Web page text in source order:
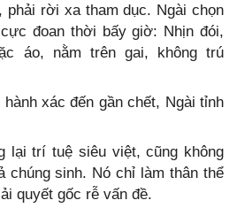
rời xa tham dục. Ngài chọn
đoan thời bấy giờ: Nhịn đói,
áo, nằm trên gai, không trú
xác đến gần chết, Ngài tỉnh
lại trí tuệ siêu việt, cũng không
chúng sinh. Nó chỉ làm thân thể
quyết gốc rễ vấn đề.